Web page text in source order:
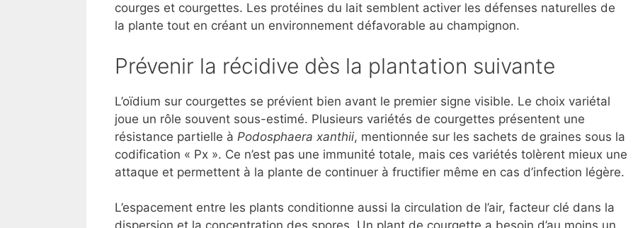
courges et courgettes. Les protéines du lait semblent activer les défenses naturelles de
la plante tout en créant un environnement défavorable au champignon.
Prévenir la récidive dès la plantation suivante
L’oïdium sur courgettes se prévient bien avant le premier signe visible. Le choix variétal
joue un rôle souvent sous-estimé. Plusieurs variétés de courgettes présentent une
résistance partielle à Podosphaera xanthii, mentionnée sur les sachets de graines sous la
codification « Px ». Ce n’est pas une immunité totale, mais ces variétés tolèrent mieux une
attaque et permettent à la plante de continuer à fructifier même en cas d’infection légère.
L’espacement entre les plants conditionne aussi la circulation de l’air, facteur clé dans la